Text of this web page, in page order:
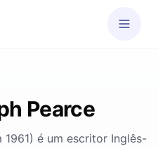
Pearce
é um escritor Inglês-